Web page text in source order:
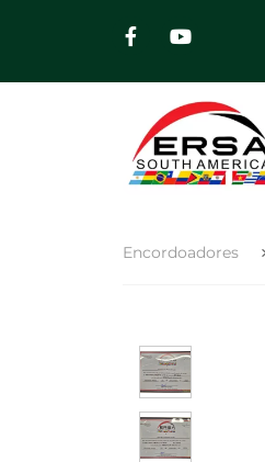
Encordoadores